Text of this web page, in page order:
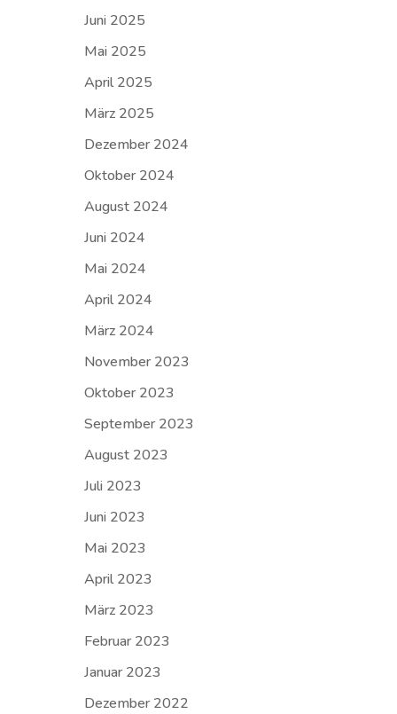
Juni 2025
Mai 2025
April 2025
März 2025
Dezember 2024
Oktober 2024
August 2024
Juni 2024
Mai 2024
April 2024
März 2024
November 2023
Oktober 2023
September 2023
August 2023
Juli 2023
Juni 2023
Mai 2023
April 2023
März 2023
Februar 2023
Januar 2023
Dezember 2022